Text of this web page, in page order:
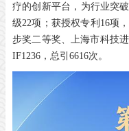
疗的创新平台，为行业突
级22项；获授权专利16项
步奖二等奖、上海市科技
IF1236，总引6616次。